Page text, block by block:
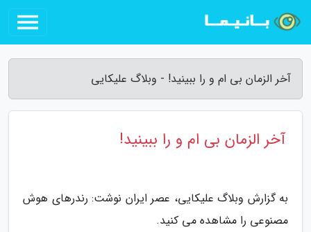
آخر الزمان بی ام و را ببینید! - وبلاگ علیکایی
آخر الزمان بی ام و را ببینید!
به گزارش وبلاگ علیکایی، عصر ایران نوشت: رندرهای هوش
مصنوعی را مشاهده می کنید.